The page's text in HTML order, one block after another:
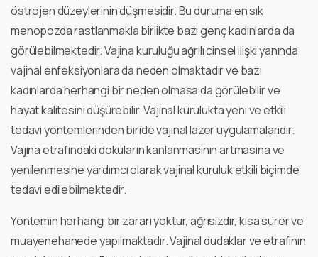
östrojen düzeylerinin düşmesidir. Bu duruma en sık
menopozda rastlanmakla birlikte bazı genç kadınlarda da
görülebilmektedir. Vajina kuruluğu ağrılı cinsel ilişki yanında
vajinal enfeksiyonlara da neden olmaktadır ve bazı
kadınlarda herhangi bir neden olmasa da görülebilir ve
hayat kalitesini düşürebilir. Vajinal kurulukta yeni ve etkili
tedavi yöntemlerinden biride vajinal lazer uygulamalarıdır.
Vajina etrafındaki dokuların kanlanmasının artmasına ve
yenilenmesine yardımcı olarak vajinal kuruluk etkili biçimde
tedavi edilebilmektedir.
Yöntemin herhangi bir zararı yoktur, ağrısızdır, kısa sürer ve
muayenehanede yapılmaktadır. Vajinal dudaklar ve etrafının